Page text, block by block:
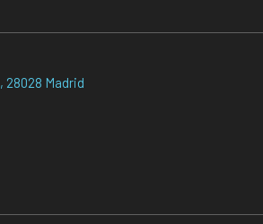
28028 Madrid